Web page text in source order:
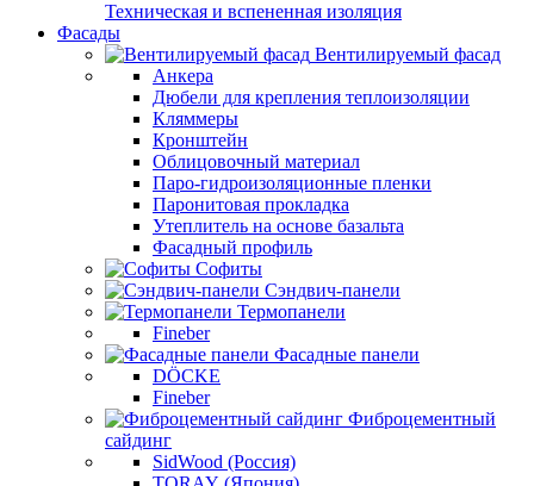
Техническая и вспененная изоляция
Фасады
Вентилируемый фасад
Анкера
Дюбели для крепления теплоизоляции
Кляммеры
Кронштейн
Облицовочный материал
Паро-гидроизоляционные пленки
Паронитовая прокладка
Утеплитель на основе базальта
Фасадный профиль
Софиты
Сэндвич-панели
Термопанели
Fineber
Фасадные панели
DÖCKE
Fineber
Фиброцементный
сайдинг
SidWood (Россия)